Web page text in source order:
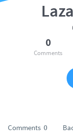
Comments 0
0
Comments